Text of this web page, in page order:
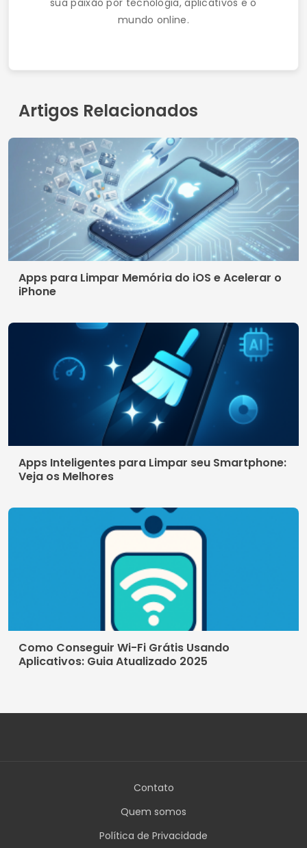
Contato
Política de Privacidade
Termos de Uso
© 2026 AppDigi